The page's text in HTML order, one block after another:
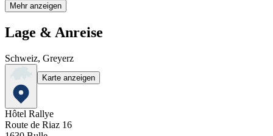
Mehr anzeigen
Lage & Anreise
Schweiz, Greyerz
Karte anzeigen
Hôtel Rallye
Route de Riaz 16